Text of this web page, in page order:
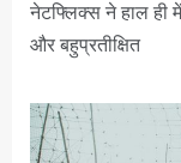
नेटफ्लिक्स ने हाल ही
और बहुप्रतीक्षित